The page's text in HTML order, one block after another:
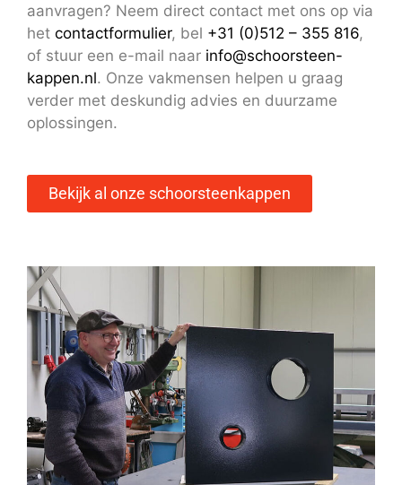
aanvragen? Neem direct contact met ons op via
het contactformulier, bel +31 (0)512 – 355 816,
of stuur een e-mail naar info@schoorsteen-
kappen.nl. Onze vakmensen helpen u graag
verder met deskundig advies en duurzame
oplossingen.
Bekijk al onze schoorsteenkappen